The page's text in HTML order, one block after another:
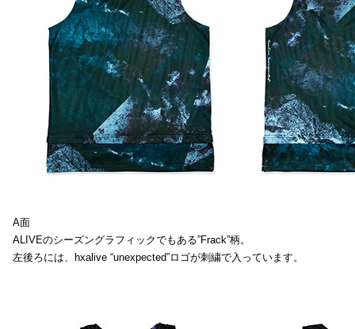
A面
ALIVEのシーズングラフィックでもある”Frack”柄。
左後ろには、hxalive “unexpected”ロゴが刺繍で入っています。